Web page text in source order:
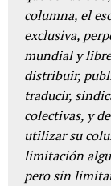
columna, el
exclusiva,
mundial y
distribuir,
traducir,
colectivas, y
utilizar su
limitación
pero sin